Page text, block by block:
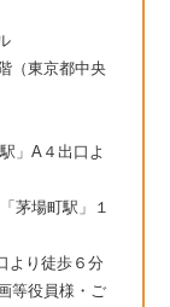
（東京都中央
A４出口よ
町駅」１
徒歩６分
等役員様・ご